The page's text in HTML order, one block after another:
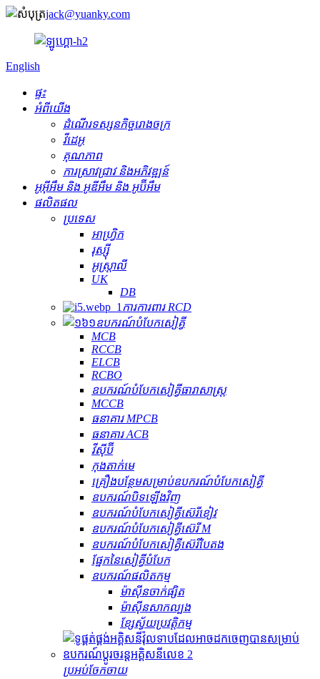
jack@yuanky.com
English
ផ្ទះ
អំពីយើង
ដំណើរទស្សនកិច្ចរោងចក្រ
វីដេអូ
គុណភាព
ការស្រាវជ្រាវ និងអភិវឌ្ឍន៍
អូអ៊ីអឹម និង អូឌីអឹម និង អូប៊ីអឹម
ផលិតផល
ប្រទេស
អាហ្វ្រិក
រុស្ស៊ី
អូស្ត្រាលី
UK
DB
ការការពារ RCD
ឧបករណ៍​បំបែក​សៀគ្វី
MCB
RCCB
ELCB
RCBO
ឧបករណ៍បំបែកសៀគ្វីធារាសាស្ត្រ
MCCB
ធនាគារ MPCB
ធនាគារ ACB
វីស៊ីប៊ី
កុងតាក់មេ
គ្រឿងបន្ថែមសម្រាប់ឧបករណ៍បំបែកសៀគ្វី
ឧបករណ៍បិទឡើងវិញ
ឧបករណ៍បំបែកសៀគ្វីស៊េរីខៀវ
ឧបករណ៍បំបែកសៀគ្វីស៊េរី M
ឧបករណ៍បំបែកសៀគ្វីស៊េរីបៃតង
ផ្នែកនៃសៀគ្វីបំបែក
ឧបករណ៍ផលិតកម្ម
ម៉ាស៊ីនចាក់ផ្សិត
ម៉ាស៊ីនសាកល្បង
ខ្សែស្វ័យប្រវត្តិកម្ម
ប្រអប់ចែកចាយ